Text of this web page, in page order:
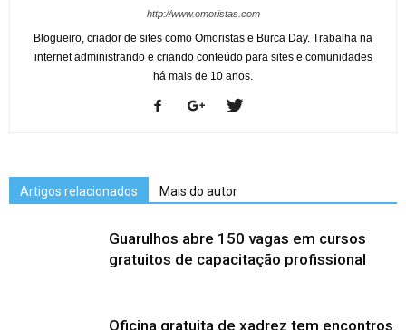
http://www.omoristas.com
Blogueiro, criador de sites como Omoristas e Burca Day. Trabalha na
internet administrando e criando conteúdo para sites e comunidades
há mais de 10 anos.
Artigos relacionados Mais do autor
Guarulhos abre 150 vagas em cursos
gratuitos de capacitação profissional
Oficina gratuita de xadrez tem encontros